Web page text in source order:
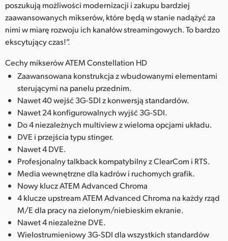
poszukują możliwości modernizacji i zakupu bardziej
zaawansowanych mikserów, które będą w stanie nadążyć za
nimi w miarę rozwoju ich kanałów streamingowych. To bardzo
ekscytujący czas!”.
Cechy mikserów ATEM Constellation HD
Zaawansowana konstrukcja z wbudowanymi elementami
sterującymi na panelu przednim.
Nawet 40 wejść 3G-SDI z konwersją standardów.
Nawet 24 konfigurowalnych wyjść 3G-SDI.
Do 4 niezależnych multiview z wieloma opcjami układu.
DVE i przejścia typu stinger.
Nawet 4 DVE.
Profesjonalny talkback kompatybilny z ClearCom i RTS.
Media wewnętrzne dla kadrów i ruchomych grafik.
Nowy klucz ATEM Advanced Chroma
4 klucze upstream ATEM Advanced Chroma na każdy rząd
M/E dla pracy na zielonym/niebieskim ekranie.
Nawet 4 niezależne DVE.
Wielostrumieniowy 3G-SDI dla wszystkich standardów